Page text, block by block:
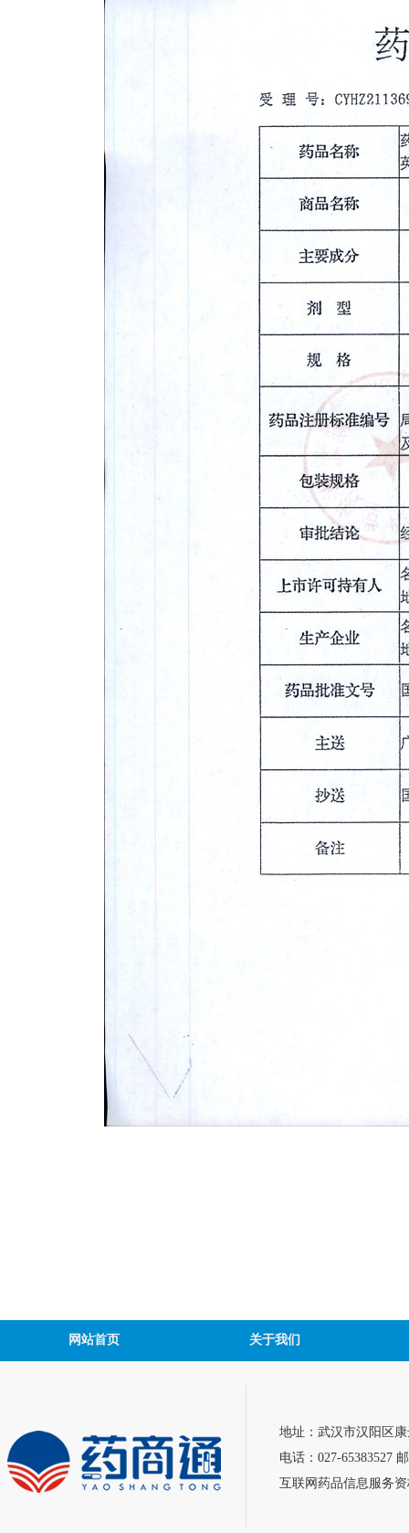
网站首页 关于我们
地址：武汉市汉阳区
电话：027-65383527
互联网药品信息服务